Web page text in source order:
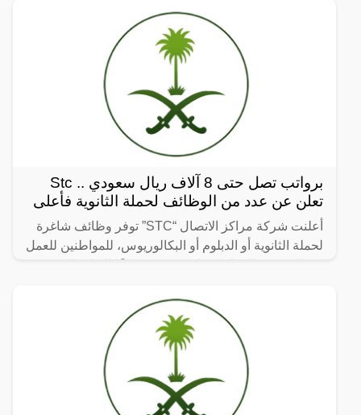
برواتب تصل حتى 8 آلاف ريال سعودي .. Stc
تعلن عن عدد من الوظائف لحملة الثانوية فأعلى
أعلنت شركة مراكز الاتصال “STC” توفر وظائف شاغرة
لحملة الثانوية أو الدبلوم أو البكالوريوس، للمواطنين للعمل